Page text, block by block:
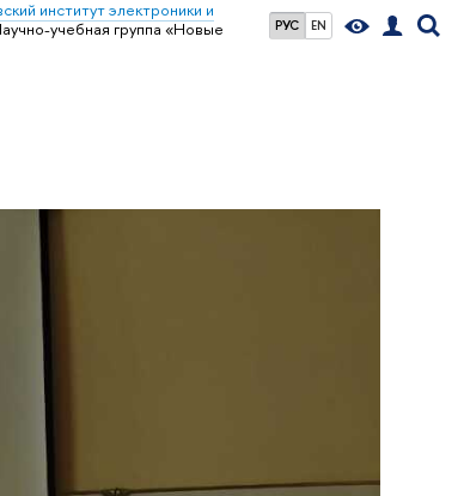
РУС EN
институт электроники и
учебная группа «Новые